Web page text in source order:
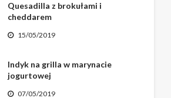
Quesadilla z brokułami i
cheddarem
15/05/2019
Indyk na grilla w marynacie
jogurtowej
07/05/2019